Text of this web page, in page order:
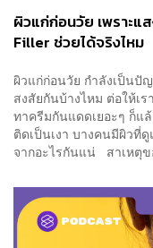
ผิวแก่ก่อนวัย เพราะ
Filler ช่วยได้จริงไหม
ผิวแก่ก่อนวัย กำลังเป็น
สงสัยกันบ้างไหม ต่อให้เ
ทาครีมกันแดดเยอะๆ ก็แ
ติดเป็นเงา บางคนมีผิวที่
จากอะไรกันแน่ สาเหตุข